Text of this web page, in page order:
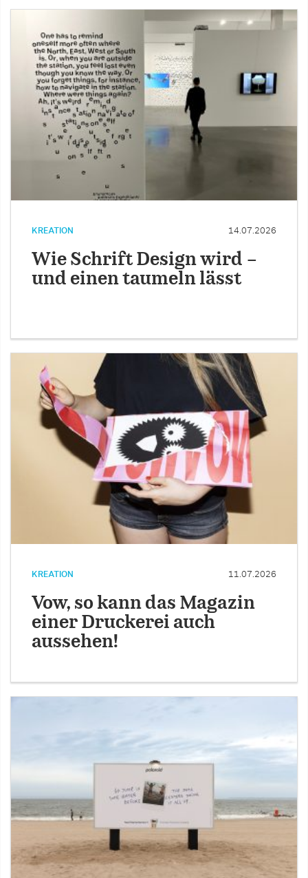
KREATION 14.07.2026
Wie Schrift Design wird –
und einen taumeln lässt
KREATION 11.07.2026
Vow, so kann das Magazin
einer Druckerei auch
aussehen!